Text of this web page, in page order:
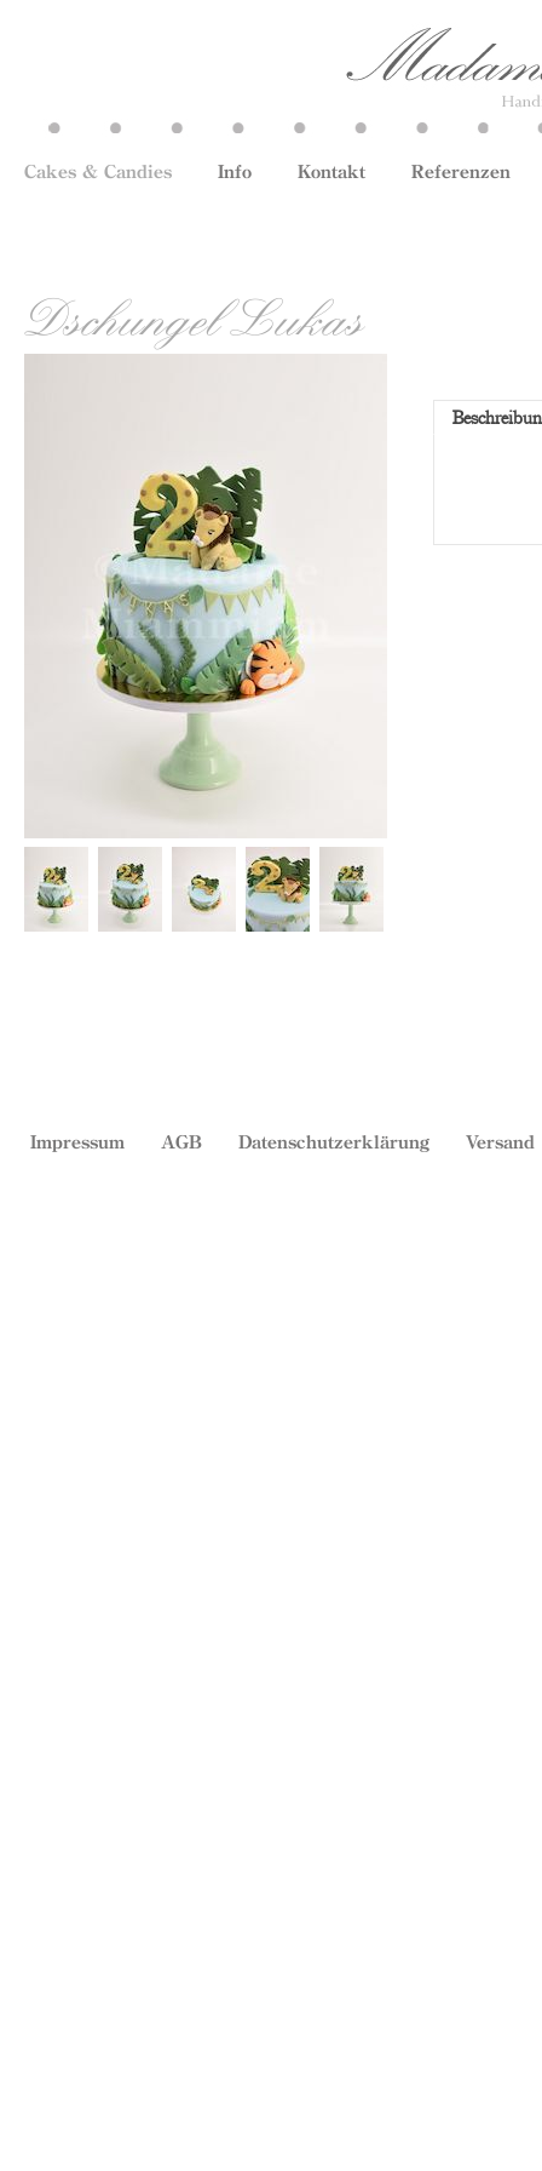
Cakes & Candies Info Kontakt Referenzen
Dschungel Lukas
Impressum AGB Datenschutzerklärung Versand